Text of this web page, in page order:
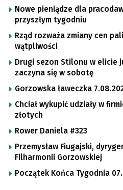
Nowe pieniądze dla
przyszłym tygodniu
Rząd rozważa zmiany cen
wątpliwości
Drugi sezon Stilonu w elicie
zaczyna się w sobotę
Gorzowska ławeczka
Chciał wykupić udziały w
złotych
Rower Daniela #323
Przemysław Fiugajski,
Filharmonii Gorzowskiej
Początek Końca Tygodnia